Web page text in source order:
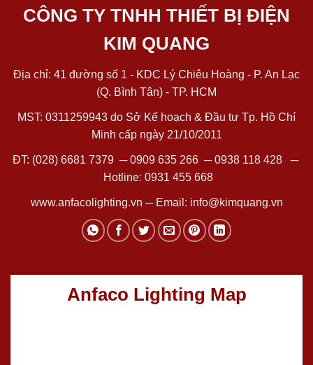
CÔNG TY TNHH THIẾT BỊ ĐIỆN
KIM QUANG
Địa chỉ: 41 đường số 1 - KDC Lý Chiêu Hoàng - P. An Lạc
(Q. Bình Tân) - TP. HCM
MST: 0311259943 do Sở Kế hoạch & Đầu tư Tp. Hồ Chí
Minh cấp ngày 21/10/2011
ĐT: (028) 6681 7379 ─0909 635 266─0938 118 428─
Hotline: 0931 455 668
www.anfacolighting.vn ─ Email: info@kimquang.vn
Anfaco Lighting Map